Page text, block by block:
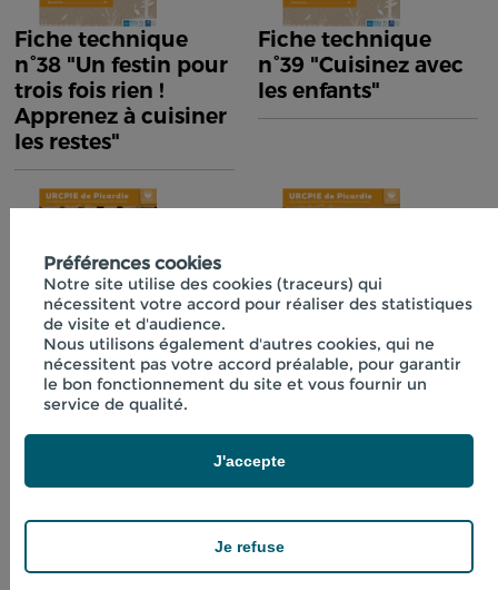
Fiche technique
n°38 "Un festin pour
trois fois rien !
Apprenez à cuisiner
les restes"
Fiche technique
n°39 "Cuisinez avec
les enfants"
Fiche technique
n°40 "Initiation à la
lactofermentation"
Fiche technique
n°41 "Boissons
Préférences cookies
Notre site utilise des cookies (traceurs) qui
nécessitent votre accord pour réaliser des statistiques
de visite et d'audience.
Nous utilisons également d'autres cookies, qui ne
nécessitent pas votre accord préalable, pour garantir
le bon fonctionnement du site et vous fournir un
service de qualité.
Je refuse
J'accepte